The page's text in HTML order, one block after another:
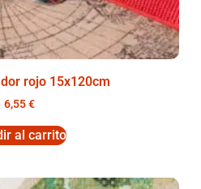
rojo 15x120cm
6,55€
al carrito